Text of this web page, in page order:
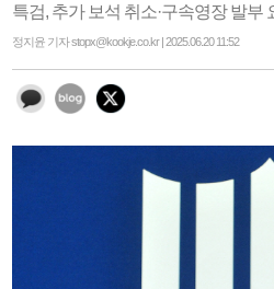
특검, 추가 보석 취소·구속영장 발부
정지윤 기자 stopx@kookje.co.kr | 2025.06.20 11:52